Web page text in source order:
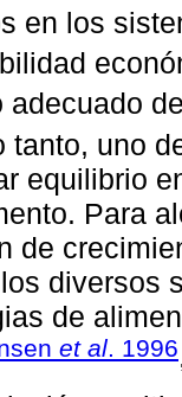
en los
adecuado
tanto, uno
equilibrio
Para
de
diversos
de
et al. 1996